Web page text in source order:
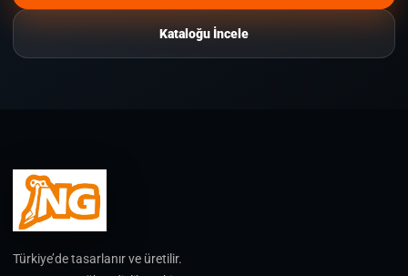
Kataloğu İncele
Türkiye’de tasarlanır ve üretilir.